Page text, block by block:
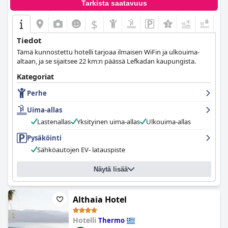
Tarkista saatavuus
$
Tiedot
Tämä kunnostettu hotelli tarjoaa ilmaisen WiFin ja ulkouima-
altaan, ja se sijaitsee 22 km:n päässä Lefkadan kaupungista.
Kategoriat
Perhe
Uima-allas
Lastenallas
Yksityinen uima-allas
Ulkouima-allas
Pysäköinti
Sähköautojen EV- latauspiste
Näytä lisää
Althaia Hotel
Hotelli Thermo